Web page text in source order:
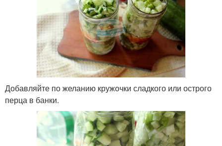
Добавляйте по желанию кружочки сладкого или острого
перца в банки.